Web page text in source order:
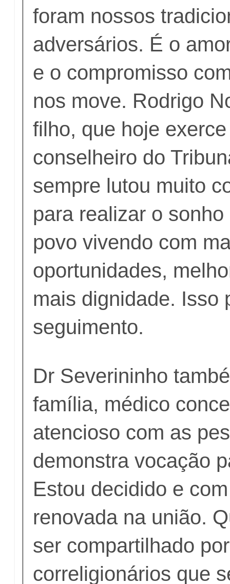
foram nossos
adversários. É o
e o compromisso
nos move. Rodrigo
filho, que hoje
conselheiro do
sempre lutou muito
para realizar o
povo vivendo com
oportunidades,
mais dignidade. Isso
seguimento.
Dr Severininho
família, médico
atencioso com as
demonstra vocação
Estou decidido e
renovada na união.
ser compartilhado
correligionários que